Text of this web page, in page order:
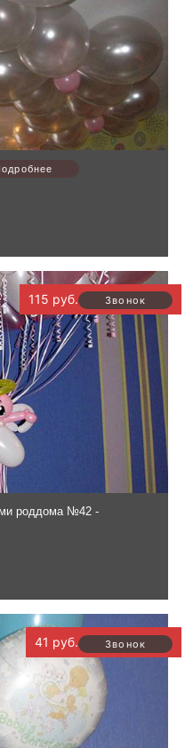
115 руб.
роддома №42 -
41 руб.